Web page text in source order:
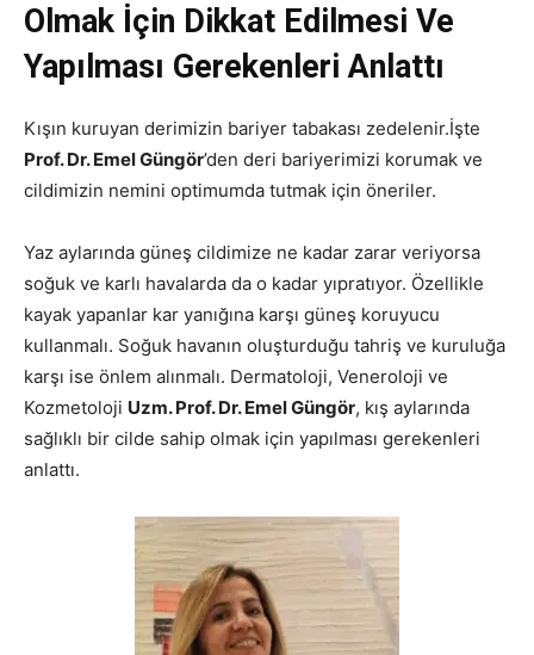
Olmak İçin Dikkat Edilmesi Ve
Yapılması Gerekenleri Anlattı
Kışın kuruyan derimizin bariyer tabakası zedelenir.İşte
Prof. Dr. Emel Güngör’den deri bariyerimizi korumak ve
cildimizin nemini optimumda tutmak için öneriler.
Yaz aylarında güneş cildimize ne kadar zarar veriyorsa
soğuk ve karlı havalarda da o kadar yıpratıyor. Özellikle
kayak yapanlar kar yanığına karşı güneş koruyucu
kullanmalı. Soğuk havanın oluşturduğu tahriş ve kuruluğa
karşı ise önlem alınmalı. Dermatoloji, Veneroloji ve
Kozmetoloji Uzm. Prof. Dr. Emel Güngör, kış aylarında
sağlıklı bir cilde sahip olmak için yapılması gerekenleri
anlattı.